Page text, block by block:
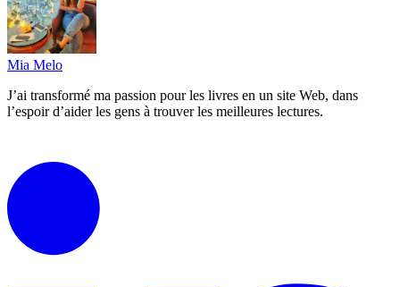
Mia Melo
J’ai transformé ma passion pour les livres en un site Web, dans
l’espoir d’aider les gens à trouver les meilleures lectures.